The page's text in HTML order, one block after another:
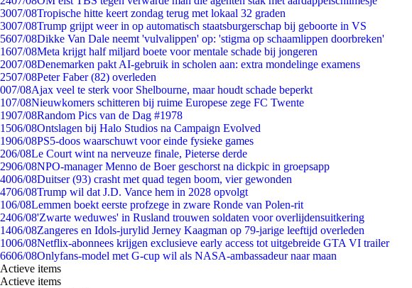
3007/08Tropische hitte keert zondag terug met lokaal 32 graden
3007/08Trump grijpt weer in op automatisch staatsburgerschap bij geboorte in VS
5607/08Dikke Van Dale neemt 'vulvalippen' op: 'stigma op schaamlippen doorbreken'
1607/08Meta krijgt half miljard boete voor mentale schade bij jongeren
2007/08Denemarken pakt AI-gebruik in scholen aan: extra mondelinge examens
2507/08Peter Faber (82) overleden
007/08Ajax veel te sterk voor Shelbourne, maar houdt schade beperkt
107/08Nieuwkomers schitteren bij ruime Europese zege FC Twente
1907/08Random Pics van de Dag #1978
1506/08Ontslagen bij Halo Studios na Campaign Evolved
1906/08PS5-doos waarschuwt voor einde fysieke games
206/08Le Court wint na nerveuze finale, Pieterse derde
2906/08NPO-manager Menno de Boer geschorst na dickpic in groepsapp
4006/08Duitser (93) crasht met quad tegen boom, vier gewonden
4706/08Trump wil dat J.D. Vance hem in 2028 opvolgt
106/08Lemmen boekt eerste profzege in zware Ronde van Polen-rit
2406/08'Zwarte weduwes' in Rusland trouwen soldaten voor overlijdensuitkering
1406/08Zangeres en Idols-jurylid Jerney Kaagman op 79-jarige leeftijd overleden
1006/08Netflix-abonnees krijgen exclusieve early access tot uitgebreide GTA VI trailer
6606/08Onlyfans-model met G-cup wil als NASA-ambassadeur naar maan
Actieve items
Actieve items